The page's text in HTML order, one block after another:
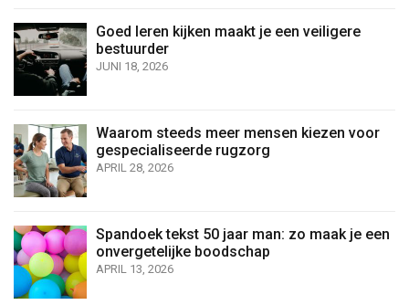
Goed leren kijken maakt je een veiligere
bestuurder
JUNI 18, 2026
Waarom steeds meer mensen kiezen voor
gespecialiseerde rugzorg
APRIL 28, 2026
Spandoek tekst 50 jaar man: zo maak je een
onvergetelijke boodschap
APRIL 13, 2026